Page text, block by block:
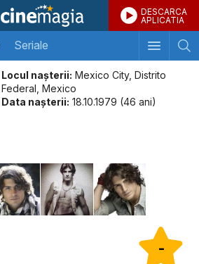
DESCARCA
APLICATIA
Seriale
Locul naşterii: Mexico City, Distrito
Federal, Mexico
Data naşterii: 18.10.1979 (46 ani)
-